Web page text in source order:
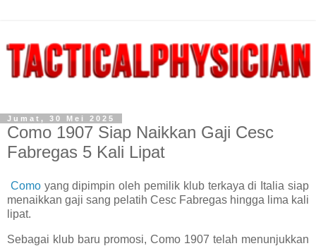
Jumat, 30 Mei 2025
Como 1907 Siap Naikkan Gaji Cesc
Fabregas 5 Kali Lipat
Comoyang dipimpin oleh pemilik klub terkaya di Italia siap
menaikkan gaji sang pelatih Cesc Fabregas hingga lima kali
lipat.
Sebagai klub baru promosi, Como 1907 telah menunjukkan